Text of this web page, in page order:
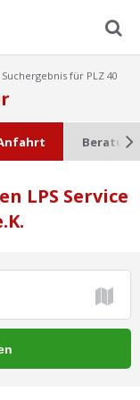
Suchergebnis für PLZ 40
LPS Service